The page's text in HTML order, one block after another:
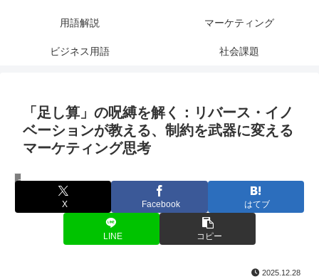
用語解説 マーケティング
ビジネス用語 社会課題
「足し算」の呪縛を解く：リバース・イノ
ベーションが教える、制約を武器に変える
マーケティング思考
マーケティング
X Facebook はてブ
LINE コピー
2025.12.28